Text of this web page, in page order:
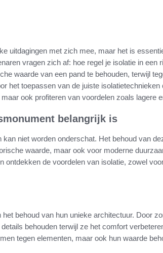
uitdagingen met zich mee, maar het is
vragen zich af: hoe regel je isolatie in een
waarde van een pand te behouden, terwijl
het toepassen van de juiste
ook profiteren van voordelen zoals lagere
belangrijk is
niet worden onderschat. Het behoud van
waarde, maar ook voor moderne
ontdekken de voordelen van isolatie, zowel
behoud van hun unieke architectuur. Door
behouden terwijl ze het comfort
tegen elementen, maar ook hun waarde